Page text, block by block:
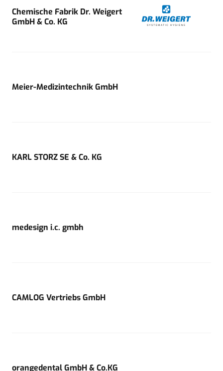
Chemische Fabrik Dr. Weigert
GmbH & Co. KG
Meier-Medizintechnik GmbH
KARL STORZ SE & Co. KG
medesign i.c. gmbh
CAMLOG Vertriebs GmbH
orangedental GmbH & Co.KG